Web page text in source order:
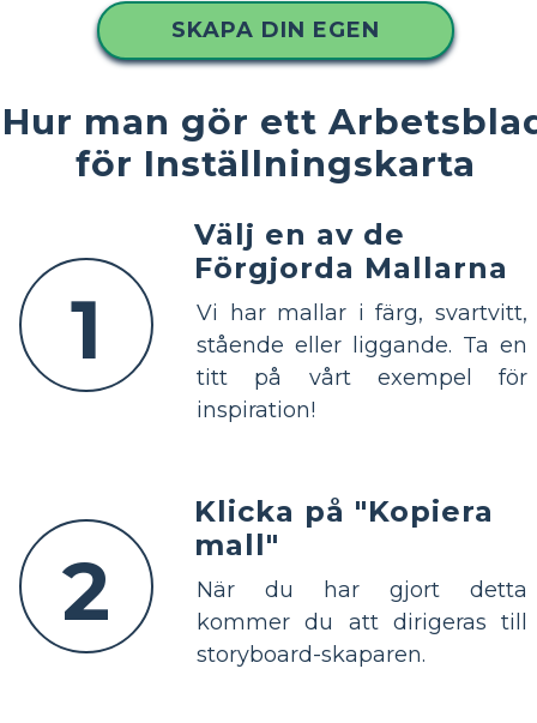
SKAPA DIN EGEN
Hur man gör ett
för Inställningskarta
1
Välj en av de
Förgjorda Mallarna
Vi har mallar i färg, svartvitt,
stående eller liggande. Ta en
titt på vårt exempel för
inspiration!
2
Klicka på "Kopiera
mall"
När du har gjort detta
kommer du att dirigeras till
storyboard-skaparen.